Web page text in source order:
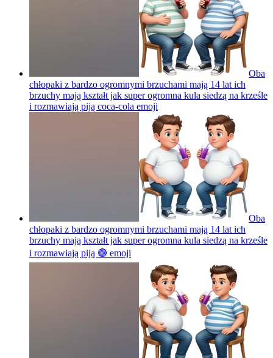
Oba
chłopaki z bardzo ogromnymi brzuchami mają 14 lat ich
brzuchy mają kształt jak super ogromna kula siedzą na krześle
i rozmawiają piją coca-cola emoji
Oba
chłopaki z bardzo ogromnymi brzuchami mają 14 lat ich
brzuchy mają kształt jak super ogromna kula siedzą na krześle
i rozmawiają piją 🟣 emoji